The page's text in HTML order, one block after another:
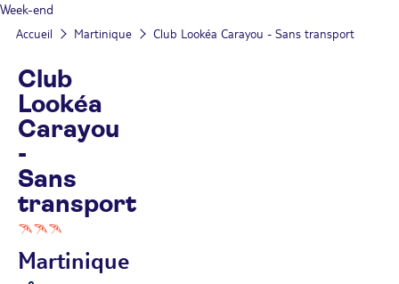
Week-end
Accueil Martinique Club Lookéa Carayou - Sans transport
Club
Lookéa
Carayou
-
Sans
transport
Martinique